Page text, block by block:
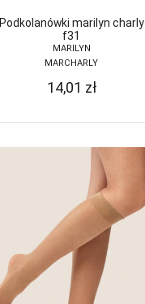
Podkolanówki marilyn charly
f31
MARILYN
MARCHARLY
14,01 zł